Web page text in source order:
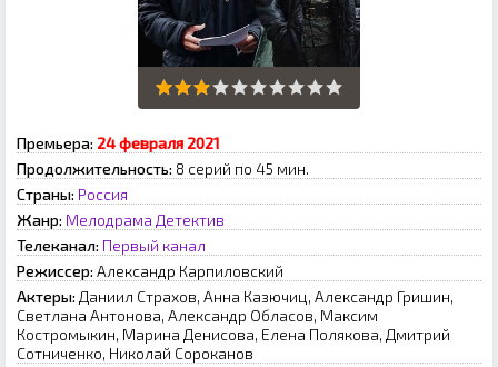
Премьера: 24 февраля 2021
Продолжительность: 8 серий по 45 мин.
Страны: Россия
Жанр: Мелодрама Детектив
Телеканал: Первый канал
Режиссер: Александр Карпиловский
Актеры: Даниил Страхов, Анна Казючиц, Александр Гришин,
Светлана Антонова, Александр Обласов, Максим
Костромыкин, Марина Денисова, Елена Полякова, Дмитрий
Сотниченко, Николай Сороканов